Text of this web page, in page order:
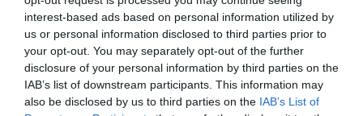
interest-based ads based on personal information utilized by
us or personal information disclosed to third parties prior to
your opt-out. You may separately opt-out of the further
disclosure of your personal information by third parties on the
IAB’s list of downstream participants. This information may
also be disclosed by us to third parties on the IAB’s List of
25/3 NYA BOLAG
Trålen 24 AB registrerat
18/3 NYA BOLAG
NordHem Måleri AB registrerat –
måleriföretag i Norrtälje